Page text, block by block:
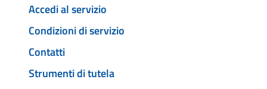
Accedi al servizio
Condizioni di servizio
Contatti
Strumenti di tutela